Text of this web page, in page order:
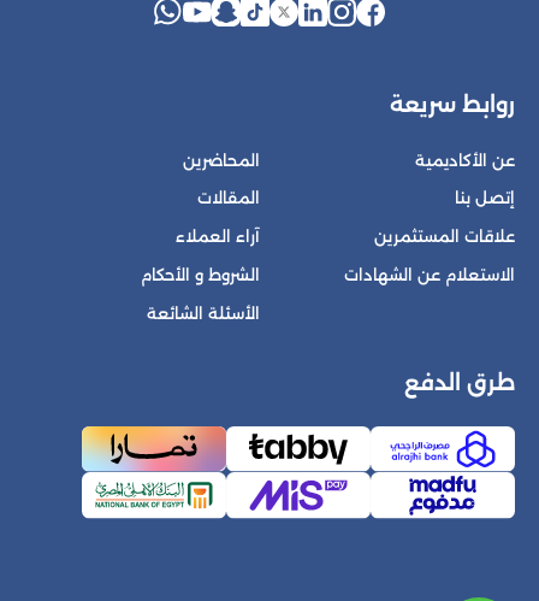
روابط سريعة
عن الأكاديمية
إتصل بنا
علاقات المستثمرين
الاستعلام عن الشهادات
المحاضرين
المقالات
آراء العملاء
الشروط و الأحكام
الأسئلة الشائعة
طرق الدفع